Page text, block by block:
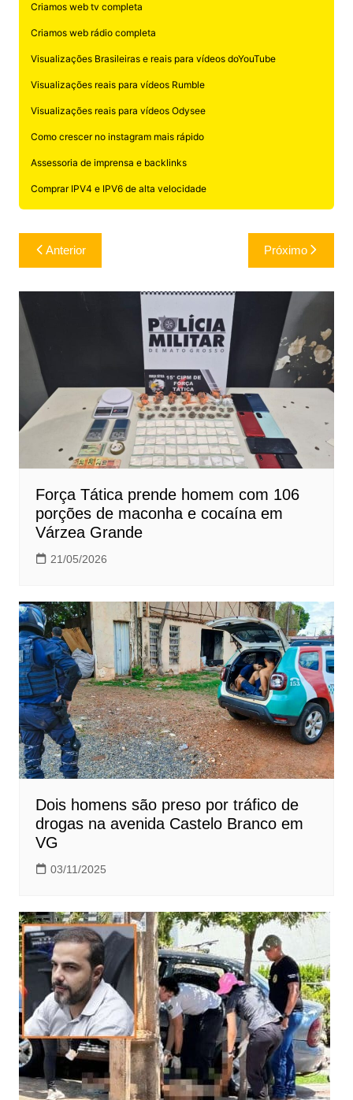
Criamos web tv completa
Criamos web rádio completa
Visualizações Brasileiras e reais para vídeos doYouTube
Visualizações reais para vídeos Rumble
Visualizações reais para vídeos Odysee
Como crescer no instagram mais rápido
Assessoria de imprensa e backlinks
Comprar IPV4 e IPV6 de alta velocidade
Navegação
de
Post
Anterior Próximo
Força Tática prende homem com 106
porções de maconha e cocaína em
Várzea Grande
21/05/2026
Dois homens são preso por tráfico de
drogas na avenida Castelo Branco em
VG
03/11/2025